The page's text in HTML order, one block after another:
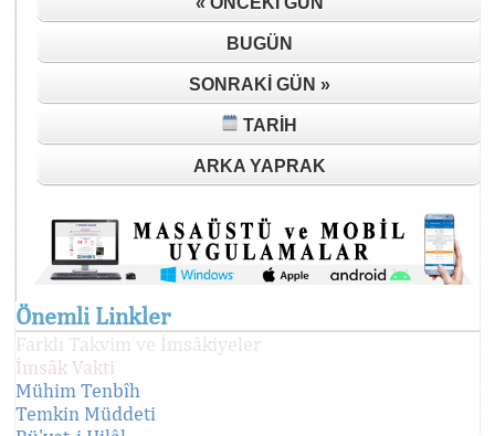
BUGÜN
SONRAKI GÜN »
TARIH
ARKA YAPRAK
Önemli Linkler
Farklı Takvim ve İmsâkiyeler
İmsâk Vakti
Mühim Tenbîh
Temkin Müddeti